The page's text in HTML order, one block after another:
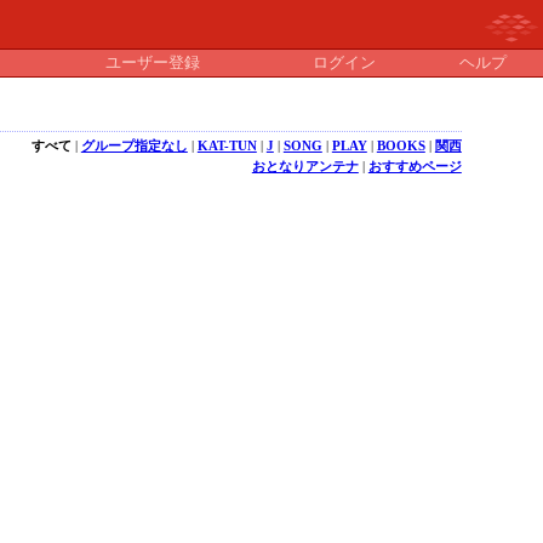
ユーザー登録 ログイン ヘルプ
すべて グループ指定なし KAT-TUN| J SONG| PLAY| BOOKS|
関西
おとなりアンテナ| おすすめページ